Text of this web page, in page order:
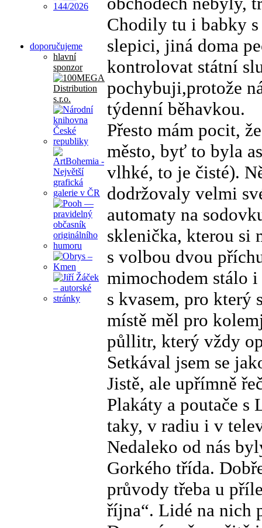
doporučujeme
hlavní
sponzor
Chodily tu i babky
slepici, jiná doma
kontrolovat státní
pochybuji,protože
týdenní běhavkou.
Přesto mám pocit,
město, byť to byla
vlhké, to je čisté).
dodržovaly velmi
automaty na
sklenička, kterou si
s volbou dvou
mimochodem stálo
s kvasem, pro který
místě měl pro
půllitr, který vždy
Setkával jsem se
Jistě, ale upřímně
Plakáty a poutače
taky, v radiu i v
Nedaleko od nás
Gorkého třída.
průvody třeba u
října“. Lidé na nich